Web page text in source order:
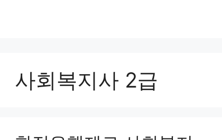
사회복지사 2급